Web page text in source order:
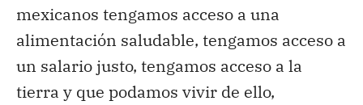
mexicanos tengamos acceso a una
alimentación saludable, tengamos acceso a
un salario justo, tengamos acceso a la
tierra y que podamos vivir de ello,